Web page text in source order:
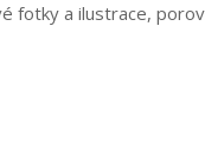
a ilustrace,